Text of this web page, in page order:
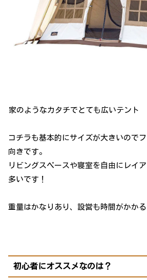
家のようなカタチでとても広いテント
コチラも基本的にサイズが大きいので
向きです。
リビングスペースや寝室を自由にレイ
多いです！
重量はかなりあり、設営も時間がかかる
初心者にオススメなのは？